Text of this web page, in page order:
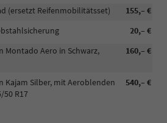
155,– €
(ersetzt Reifenmobilitätsset)
20,– €
160,– €
Montado Aero in Schwarz,
540,– €
Kajam Silber, mit Aeroblenden
50 R17